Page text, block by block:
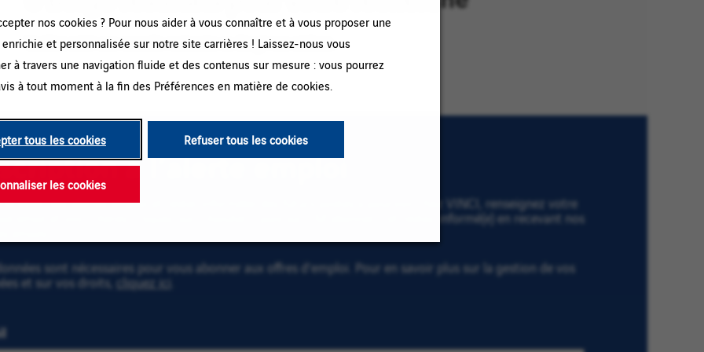
nos cookies ? Pour nous aider à vous connaître et à vous proposer une
et personnalisée sur notre site carrières ! Laissez-nous vous
à travers une navigation fluide et des contenus sur mesure : vous pourrez
à tout moment à la fin des Préférences en matière de cookies.
tous les cookies Refuser tous les cookies
les cookies
Veuillez saisir une nouvelle recherche ou élargir vos critères.
à l’alerte emploi
des alertes emploi et rester informé(e) des futurs postes à pourvoir chez VINCI, renseignez votre
email et vos critères. Cliquez sur « Ajouter » puis sur « M'abonner » et restez informé(e) en recevant nos
sont nécessaires pour vous abonner aux offres d’emploi. Pour en savoir plus sur la gestion de vos
et sur vos droits, cliquez ici